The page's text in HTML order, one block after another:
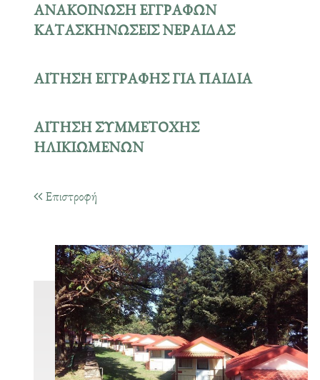
ΑΝΑΚΟΙΝΩΣΗ ΕΓΓΡΑΦΩΝ
ΚΑΤΑΣΚΗΝΩΣΕΙΣ ΝΕΡΑΙΔΑΣ
ΑΙΤΗΣΗ ΕΓΓΡΑΦΗΣ ΓΙΑ ΠΑΙΔΙΑ
ΑΙΤΗΣΗ ΣΥΜΜΕΤΟΧΗΣ
ΗΛΙΚΙΩΜΕΝΩΝ
Επιστροφή